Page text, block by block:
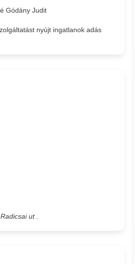
Gódány Judit
nyújt ingatlanok adás
ut .